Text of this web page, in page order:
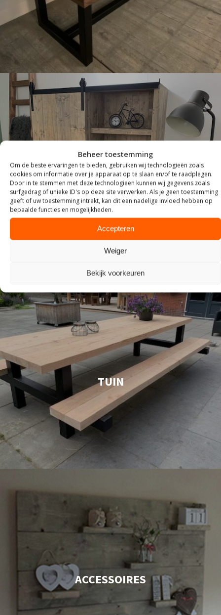
Beheer toestemming
Om de beste ervaringen te bieden, gebruiken wij technologieën zoals
cookies om informatie over je apparaat op te slaan en/of te raadplegen.
Door in te stemmen met deze technologieën kunnen wij gegevens zoals
surfgedrag of unieke ID's op deze site verwerken. Als je geen toestemming
geeft of uw toestemming intrekt, kan dit een nadelige invloed hebben op
bepaalde functies en mogelijkheden.
Accepteren
Weiger
Bekijk voorkeuren
KASTEN
TUIN
ACCESSOIRES